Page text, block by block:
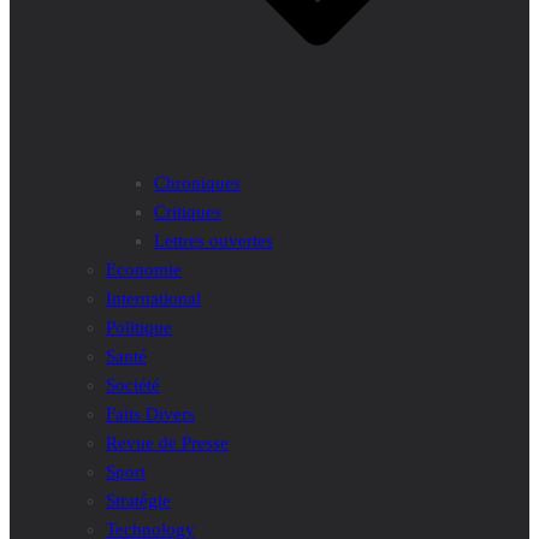
Chroniques
Critiques
Lettres ouvertes
Economie
International
Politique
Santé
Société
Faits Divers
Revue de Presse
Sport
Stratégie
Technology